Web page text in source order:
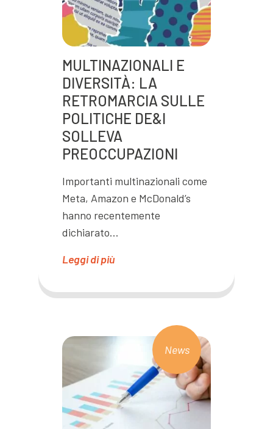
MULTINAZIONALI E
DIVERSITÀ: LA
RETROMARCIA SULLE
POLITICHE DE&I
SOLLEVA
PREOCCUPAZIONI
Importanti multinazionali come
Meta, Amazon e McDonald’s
hanno recentemente
dichiarato…
Leggi di più
News